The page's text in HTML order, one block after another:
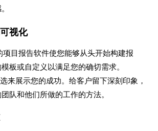
视化
目报告软件使您能够从头开始构建报
板或自定义以满足您的确切需求。
来展示您的成功。给客户留下深刻印象，
队和他们所做的工作的方法。